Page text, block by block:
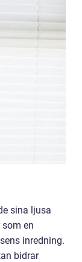
sina ljusa
en
inredning.
bidrar